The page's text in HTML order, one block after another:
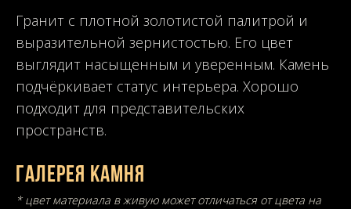
Гранит с плотной золотистой палитрой и
выразительной зернистостью. Его цвет
выглядит насыщенным и уверенным. Камень
подчёркивает статус интерьера. Хорошо
подходит для представительских
пространств.
Галерея камня
* цвет материала в живую может отличаться от цвета на